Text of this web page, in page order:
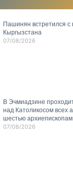
Пашинян встретился с
Кыргызстана
07/08/2026
В Эчмиадзине
над Католикосом всех
шестью
07/08/2026